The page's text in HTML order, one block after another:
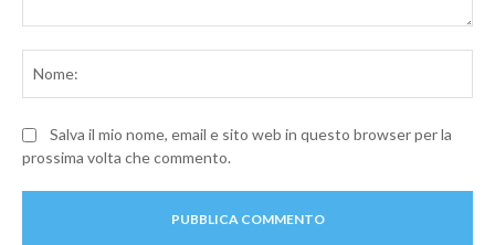
Salva il mio nome, email e sito web in questo browser per la
prossima volta che commento.